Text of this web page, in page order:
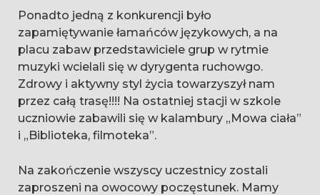
Ponadto jedną z konkurencji było
zapamiętywanie łamańców językowych, a na
placu zabaw przedstawiciele grup w rytmie
muzyki wcielali się w dyrygenta ruchowgo.
Zdrowy i aktywny styl życia towarzyszył nam
przez całą trasę!!!! Na ostatniej stacji w szkole
uczniowie zabawili się w kalambury „Mowa ciała”
i „Biblioteka, filmoteka”.
Na zakończenie wszyscy uczestnicy zostali
zaproszeni na owocowy poczęstunek. Mamy